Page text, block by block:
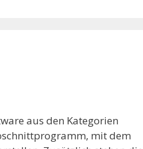
aus den Kategorien
mit dem